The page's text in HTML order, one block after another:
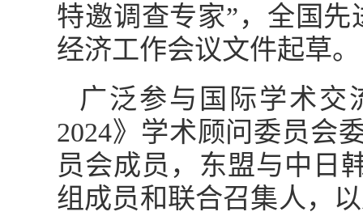
特邀调查专家”，全国
经济工作会议文件起草。
广泛参与国际学术交
2024》学术顾问委员会
员会成员，东盟与中日
组成员和联合召集人，